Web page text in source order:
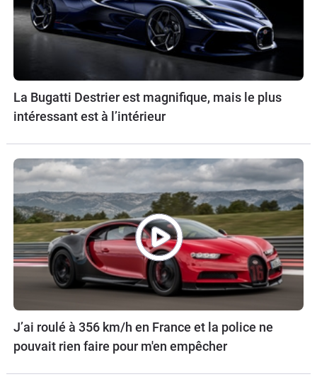
La Bugatti Destrier est magnifique, mais le plus
intéressant est à l’intérieur
J’ai roulé à 356 km/h en France et la police ne
pouvait rien faire pour m'en empêcher